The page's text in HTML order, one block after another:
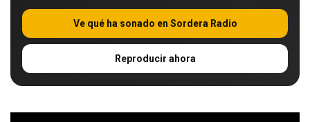
Ve qué ha sonado en Sordera Radio
Reproducir ahora